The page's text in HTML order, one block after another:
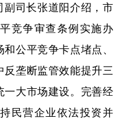
河北 山西
上海 江苏
福建 江西
司长张道阳介绍，市
竞争审查条例实施办
公平竞争卡点堵点、
反垄断监管效能提升三
一大市场建设。完善经
民营企业依法投资并